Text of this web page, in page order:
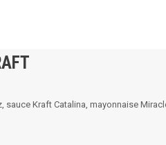
sauce Kraft Catalina, mayonnaise